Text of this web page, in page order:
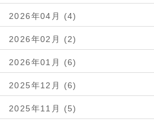
2026年04月 (4)
2026年02月 (2)
2026年01月 (6)
2025年12月 (6)
2025年11月 (5)